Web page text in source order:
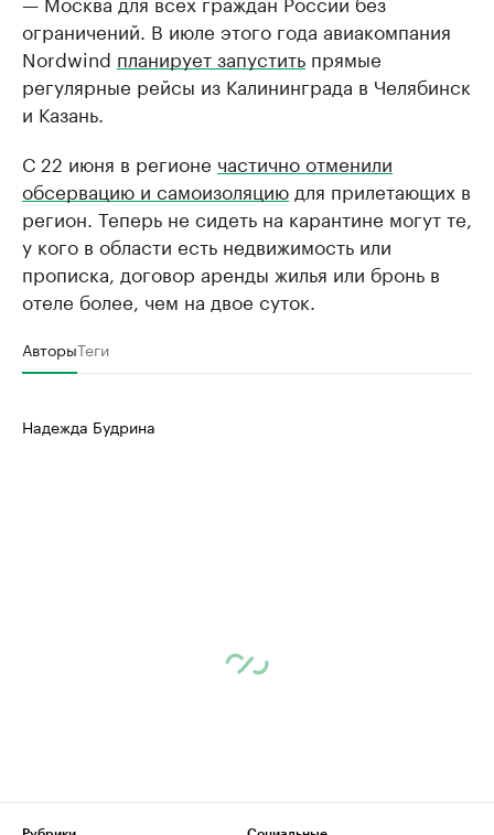
ограничений. В июле этого года авиакомпания
Nordwind планирует запустить прямые
регулярные рейсы из Калининграда в Челябинск
и Казань.
С 22 июня в регионе частично отменили
обсервацию и самоизоляцию для прилетающих в
регион. Теперь не сидеть на карантине могут те,
у кого в области есть недвижимость или
прописка, договор аренды жилья или бронь в
отеле более, чем на двое суток.
АвторыТеги
Надежда Будрина